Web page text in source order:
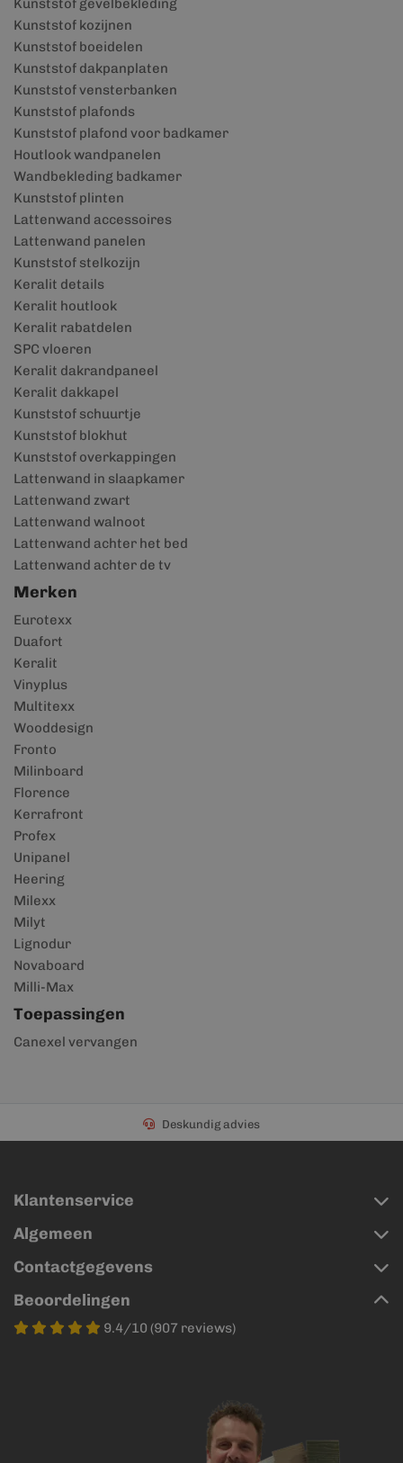
Kunststof gevelbekleding
Kunststof kozijnen
Kunststof boeidelen
Kunststof dakpanplaten
Kunststof vensterbanken
Kunststof plafonds
Kunststof plafond voor badkamer
Houtlook wandpanelen
Wandbekleding badkamer
Kunststof plinten
Lattenwand accessoires
Lattenwand panelen
Kunststof stelkozijn
Keralit details
Keralit houtlook
Keralit rabatdelen
SPC vloeren
Keralit dakrandpaneel
Keralit dakkapel
Kunststof schuurtje
Kunststof blokhut
Kunststof overkappingen
Lattenwand in slaapkamer
Lattenwand zwart
Lattenwand walnoot
Lattenwand achter het bed
Lattenwand achter de tv
Merken
Eurotexx
Duafort
Keralit
Vinyplus
Multitexx
Wooddesign
Fronto
Milinboard
Florence
Kerrafront
Profex
Unipanel
Heering
Milexx
Milyt
Lignodur
Novaboard
Milli-Max
Toepassingen
Canexel vervangen
Deskundig advies
Klantenservice
Algemeen
Contactgegevens
Beoordelingen
9.4/10 (907 reviews)